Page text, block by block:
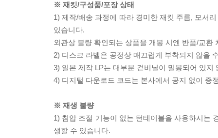
※ 재킷/구성품/포장 상태
1) 제작/배송 과정에 따라 경미한 재킷 주름, 모서
있습니다.
외관상 불량 확인되는 상품을 개봉 시엔 반품/교환
2) 디스크 라벨은 공정상 매끄럽게 부착되지 않을
3) 일본 제작 LP는 대부분 겉비닐이 밀봉되어 있지
4) 디지털 다운로드 코드는 본사에서 공지 없이 증
※ 재생 불량
1) 침압 조절 기능이 없는 턴테이블을 사용하시는
생할 수 있습니다.